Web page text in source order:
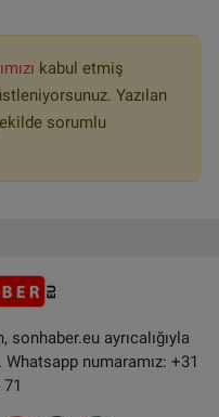
kabul etmiş
Yazılan
sorumlu
ayrıcalığıyla
numaramız: +31